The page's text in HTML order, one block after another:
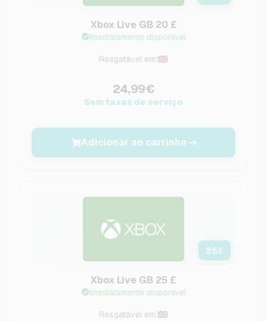
Xbox Live GB 20 £
Imediatamente disponível
Resgatável em:
24,99€
Sem taxas de serviço
Adicionar ao carrinho
25£
Xbox Live GB 25 £
Imediatamente disponível
Resgatável em: